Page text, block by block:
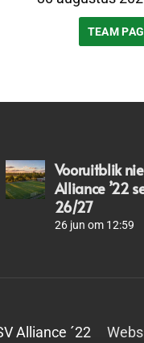
TEAM
Vooruitblik
Alliance ’22
26/27
26 jun om 12:59
Alliance ´22